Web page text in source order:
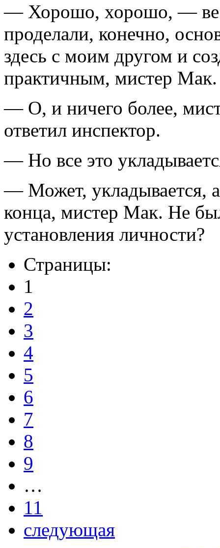
— Хорошо, хорошо, —
проделали, конечно,
здесь с моим другом и
практичным, мистер Мак.
— О, и ничего более,
ответил инспектор.
— Но все это
— Может, укладывается,
конца, мистер Мак. Не
установления личности?
Страницы:
1
2
3
4
5
6
7
8
9
…
11
следующая